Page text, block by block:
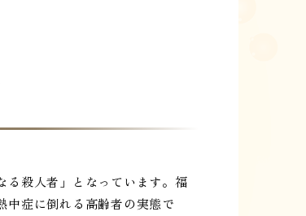
る殺人者」となっています。福
中症に倒れる高齢者の実態で